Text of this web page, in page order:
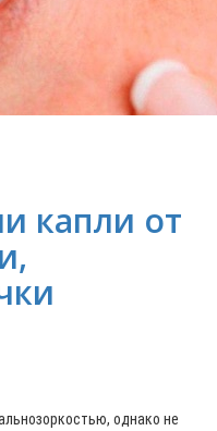
капли от
однако не